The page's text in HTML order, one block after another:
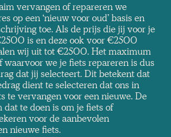
vervangen of repareren we
op een ‘nieuw voor oud’ basis en
toe. Als de prijs die jij voor je
is en deze ook voor €2500
wij uit tot €2500. Het maximum
we je fiets repareren is dus
dat jij selecteert. Dit betekent dat
dient te selecteren dat ons in
te vervangen voor een nieuwe. De
te doen is om je fiets of
voor de aanbevolen
nieuwe fiets.